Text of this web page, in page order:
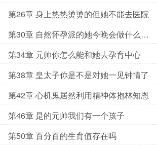
第26章 身上热热烫烫的但她不能去医院
第30章 自然怀孕派的她今晚会做什么不
言而喻
第34章 元帅你怎么能和她去孕育中心
第38章 皇太子你是不是对她一见钟情了
第42章 心机鬼居然利用精神体抱林知恩
第46章 是的元帅我们有一个孩子
第50章 百分百的生育值存在吗